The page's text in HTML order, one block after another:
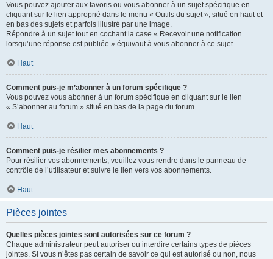
Vous pouvez ajouter aux favoris ou vous abonner à un sujet spécifique en
cliquant sur le lien approprié dans le menu « Outils du sujet », situé en haut et
en bas des sujets et parfois illustré par une image.
Répondre à un sujet tout en cochant la case « Recevoir une notification
lorsqu’une réponse est publiée » équivaut à vous abonner à ce sujet.
Haut
Comment puis-je m’abonner à un forum spécifique ?
Vous pouvez vous abonner à un forum spécifique en cliquant sur le lien
« S’abonner au forum » situé en bas de la page du forum.
Haut
Comment puis-je résilier mes abonnements ?
Pour résilier vos abonnements, veuillez vous rendre dans le panneau de
contrôle de l’utilisateur et suivre le lien vers vos abonnements.
Haut
Pièces jointes
Quelles pièces jointes sont autorisées sur ce forum ?
Chaque administrateur peut autoriser ou interdire certains types de pièces
jointes. Si vous n’êtes pas certain de savoir ce qui est autorisé ou non, nous